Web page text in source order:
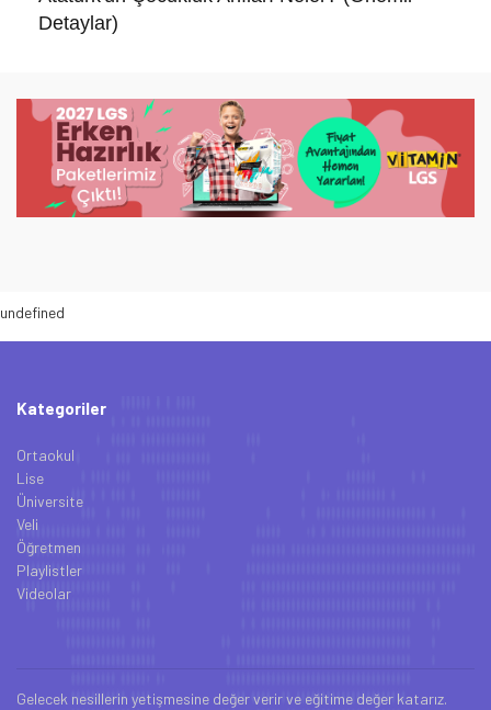
Detaylar)
undefined
Kategoriler
Ortaokul
Lise
Üniversite
Veli
Öğretmen
Playlistler
Videolar
Gelecek nesillerin yetişmesine değer verir ve eğitime değer katarız.